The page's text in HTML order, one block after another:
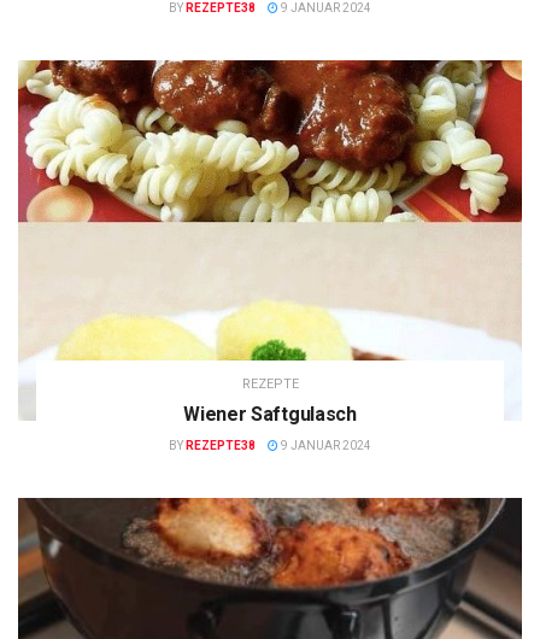
BY REZEPTE38 9 JANUAR 2024
REZEPTE
Wiener Saftgulasch
BY REZEPTE38 9 JANUAR 2024